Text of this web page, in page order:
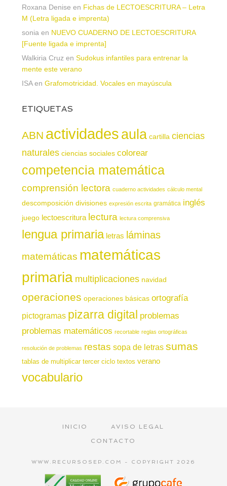
Roxana Denise en Fichas de LECTOESCRITURA – Letra
M (Letra ligada e imprenta)
sonia en NUEVO CUADERNO DE LECTOESCRITURA
[Fuente ligada e imprenta]
Walkiria Cruz en Sudokus infantiles para entrenar la
mente este verano
ISAen Grafomotricidad. Vocales en mayúscula
ETIQUETAS
ABN actividadesaula cartilla ciencias
naturales ciencias sociales colorear
competencia matemática
comprensión lectora cuaderno actividades cálculo mental
descomposición divisiones expresión escrita gramática inglés
juego lectoescritura lectura lectura comprensiva
lengua primaria letras láminas
matemáticas matemáticas
primaria multiplicaciones navidad
operaciones operaciones básicas ortografía
pictogramas pizarra digital problemas
problemas matemáticos recortable reglas ortográficas
resolución de problemas restas sopa de letras sumas
tablas de multiplicar tercer ciclo textos verano
vocabulario
INICIO
AVISO LEGAL
CONTACTO
WWW.RECURSOSEP.COM - COPYRIGHT 2026